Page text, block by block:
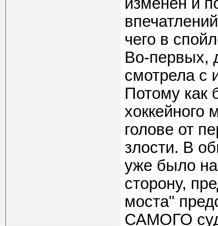
чего в
Во-первых,
смотрела с
Потому как
голове от
злости. В
уже было
сторону,
моста"
САМОГО